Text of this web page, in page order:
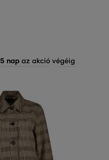
5 napaz akció végéig